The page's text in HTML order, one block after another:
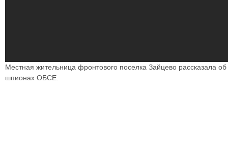
Местная жительница фронтового поселка Зайцево рассказала об
шпионах ОБСЕ.